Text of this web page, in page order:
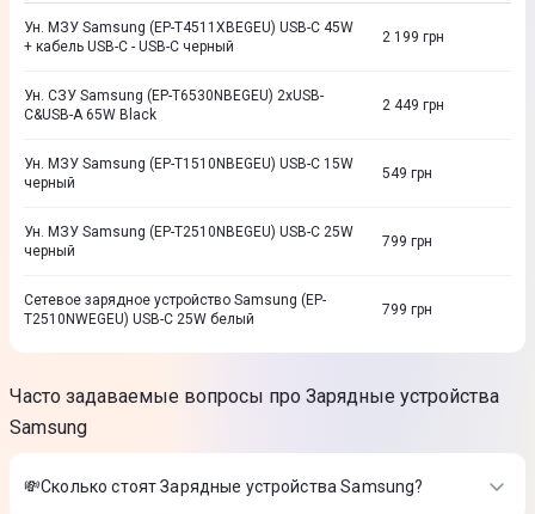
Ун. МЗУ Samsung (EP-T4511XBEGEU) USB-C 45W
+ кабель USB-C - USB-C черный
2 199 грн
Ун. CЗУ Samsung (EP-T6530NBEGEU) 2хUSB-
C&USB-A 65W Black
2 449 грн
Ун. МЗУ Samsung (EP-T1510NBEGEU) USB-C 15W
черный
549 грн
Ун. МЗУ Samsung (EP-T2510NBEGEU) USB-C 25W
черный
799 грн
Сетевое зарядное устройство Samsung (EP-
T2510NWEGEU) USB-C 25W белый
799 грн
Часто задаваемые вопросы про Зарядные устройства
Samsung
💸Сколько стоят Зарядные устройства Samsung?